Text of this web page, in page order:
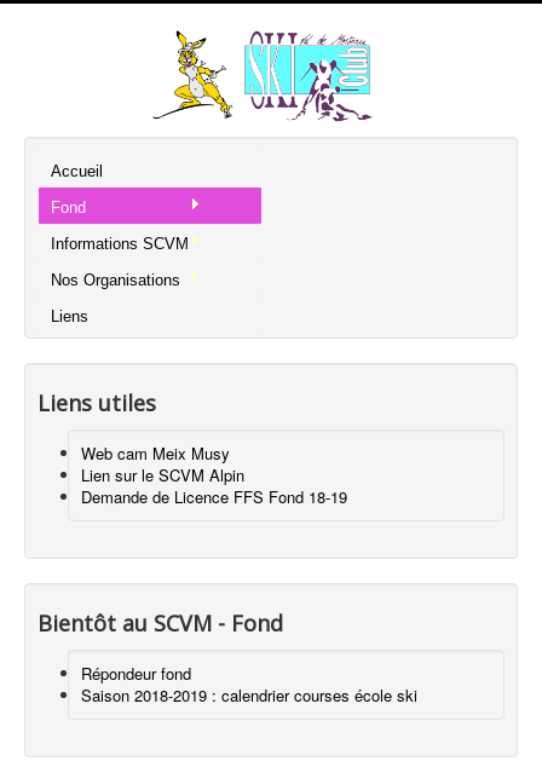
Accueil
Fond
Informations SCVM
Nos Organisations
Liens
Liens utiles
Web cam Meix Musy
Lien sur le SCVM Alpin
Demande de Licence FFS Fond 18-19
Bientôt au SCVM - Fond
Répondeur fond
Saison 2018-2019 : calendrier courses école ski